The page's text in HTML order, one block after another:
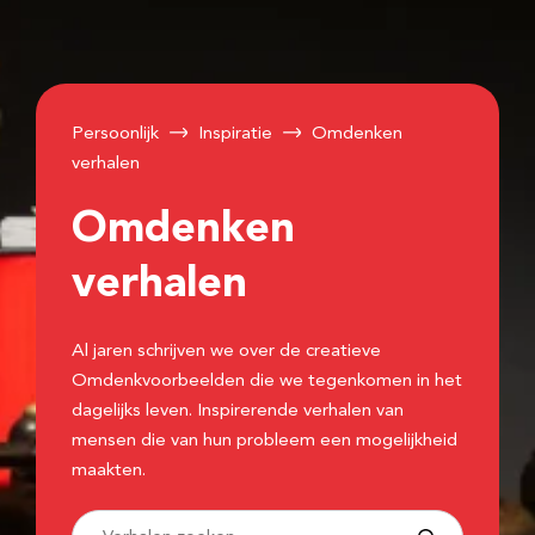
Persoonlijk Inspiratie
Omdenken
verhalen
Omdenken
verhalen
Al jaren schrijven we over de creatieve
Omdenkvoorbeelden die we tegenkomen in het
dagelijks leven. Inspirerende verhalen van
mensen die van hun probleem een mogelijkheid
maakten.